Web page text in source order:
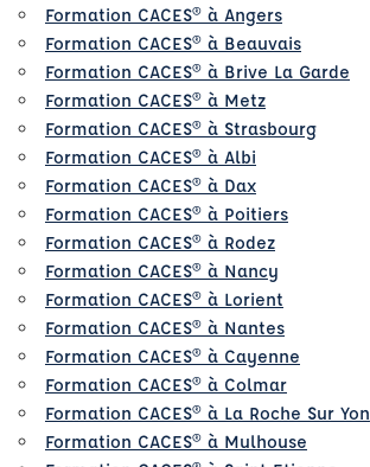
Formation CACES® à Angers
Formation CACES® à Beauvais
Formation CACES® à Brive La Garde
Formation CACES® à Metz
Formation CACES® à Strasbourg
Formation CACES® à Albi
Formation CACES® à Dax
Formation CACES® à Poitiers
Formation CACES® à Rodez
Formation CACES® à Nancy
Formation CACES® à Lorient
Formation CACES® à Nantes
Formation CACES® à Cayenne
Formation CACES® à Colmar
Formation CACES® à La Roche Sur Yon
Formation CACES® à Mulhouse